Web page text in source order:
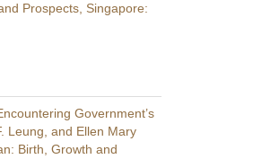
Prospects, Singapore:
Government’s
Leung, and Ellen Mary
Birth, Growth and